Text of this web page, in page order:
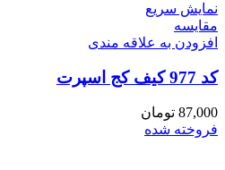
نمایش سریع
مقايسه
افزودن به علاقه مندی
کد 977 کیف کج اسپرت
87,000 تومان
فروخته شده